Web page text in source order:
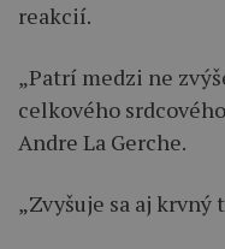
reakcií.
„Patrí medzi ne
celkového
Andre La Gerche.
„Zvyšuje sa aj